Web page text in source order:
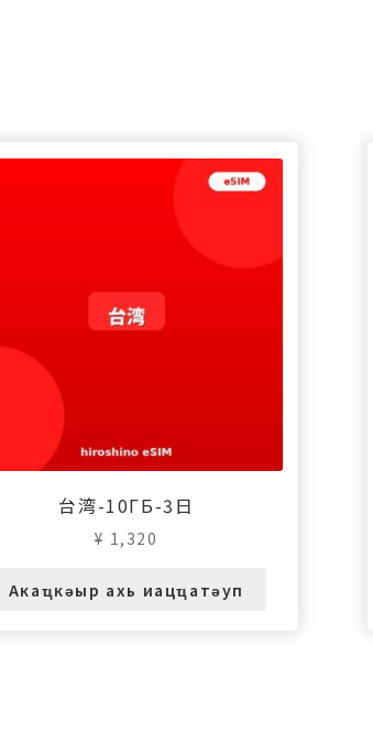
台湾-10ГБ-3日
¥ 1,320
Акаҵкәыр ахь иацҵатәуп